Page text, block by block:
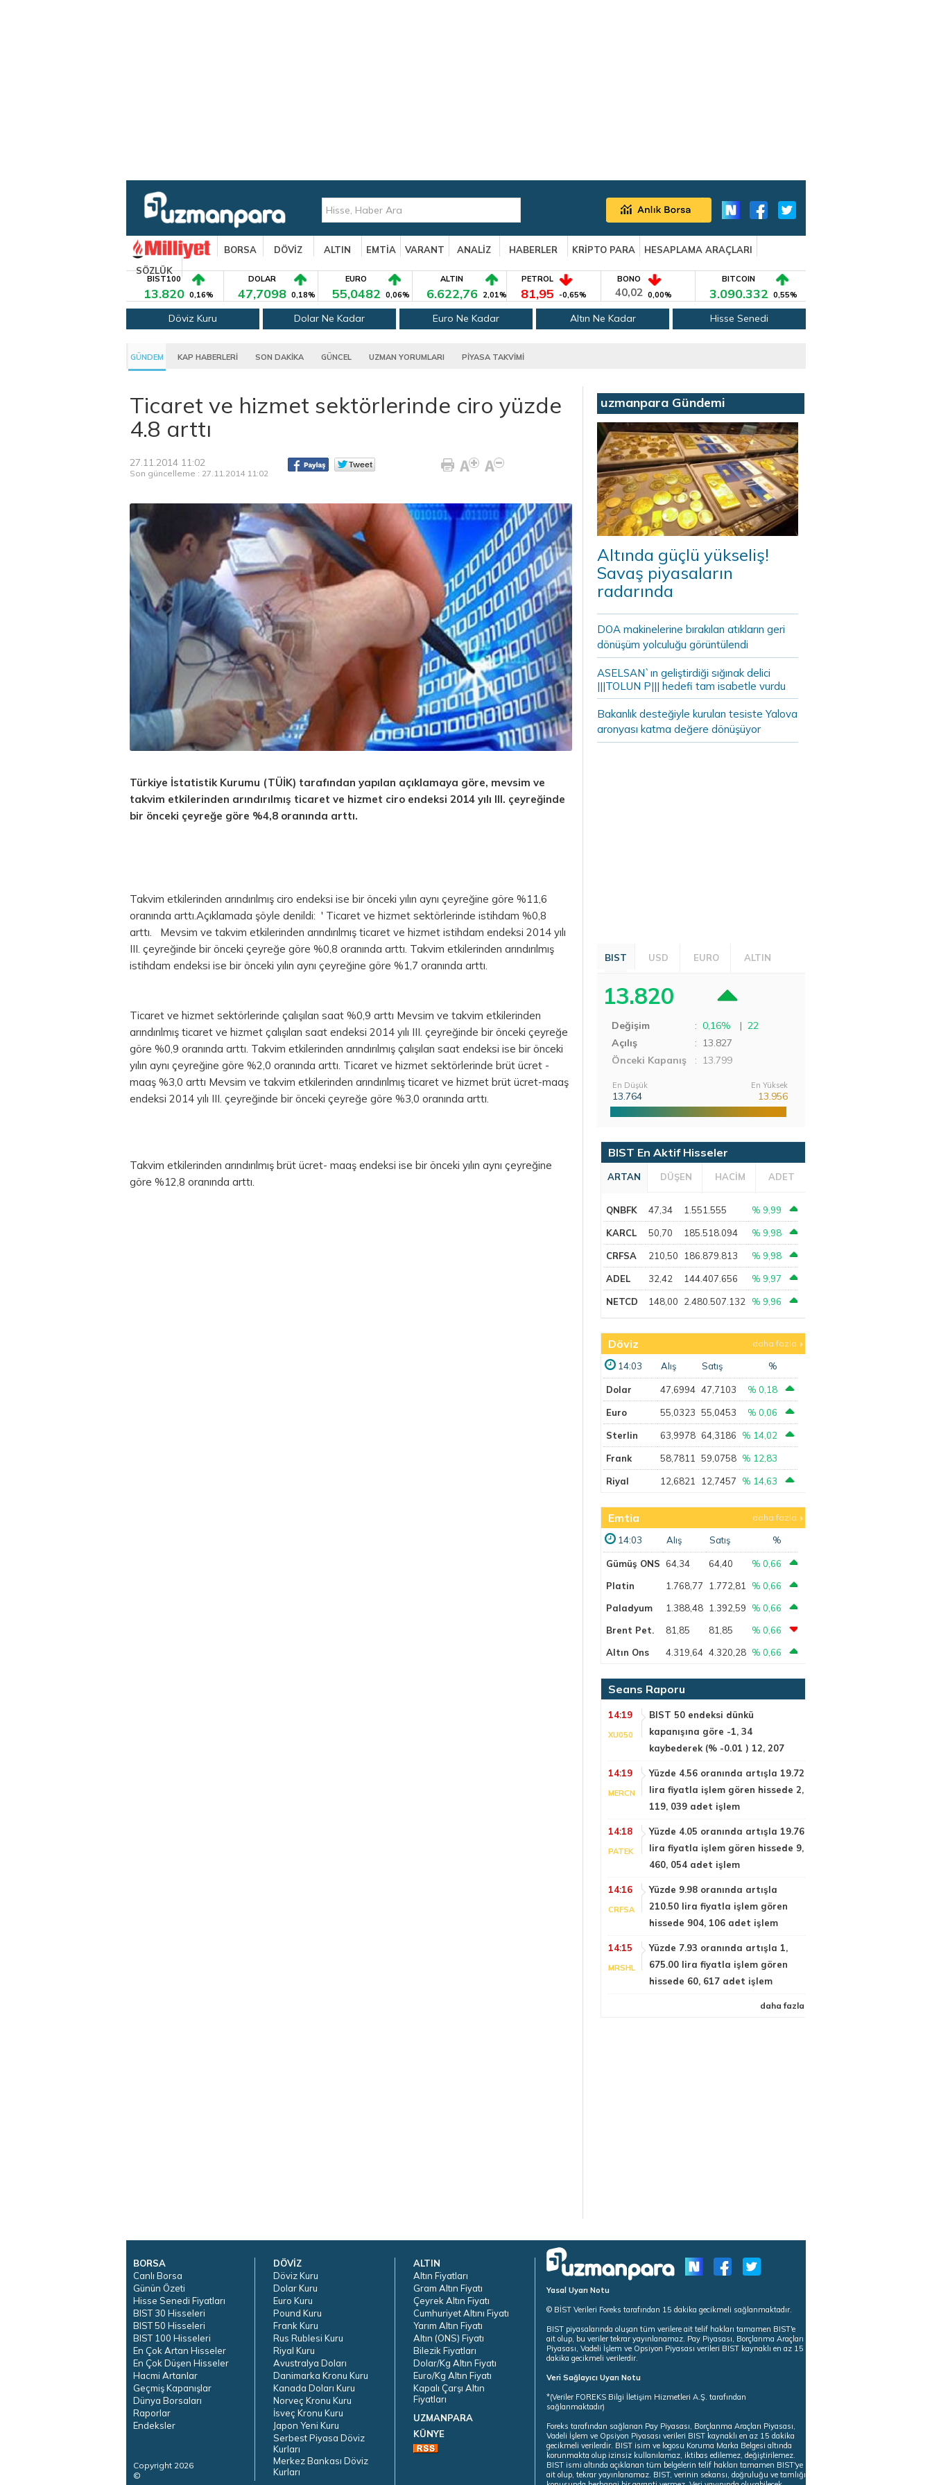
BORSA DÖVİZ ALTIN EMTİA VARANT ANALİZ HABERLER KRİPTO PARA
HESAPLAMA ARAÇLARI
SÖZLÜK
BIST100
13.820 0,16%
DOLAR
47,7098 0,18%
EURO
55,0482 0,06%
ALTIN
6.622,76 2,01%
PETROL
81,95 -0,65%
BONO
40,02 0,00%
BITCOIN
3.090.332 0,55%
Döviz Kuru Dolar Ne Kadar Euro Ne Kadar Altın Ne Kadar Hisse Senedi
GÜNDEM KAP HABERLERİ SON DAKİKA GÜNCEL UZMAN YORUMLARI PİYASA TAKVİMİ
Ticaret ve hizmet sektörlerinde ciro yüzde
4.8 arttı
27.11.2014 11:02
Son güncelleme : 27.11.2014 11:02
Türkiye İstatistik Kurumu (TÜİK) tarafından yapılan açıklamaya göre, mevsim ve
takvim etkilerinden arındırılmış ticaret ve hizmet ciro endeksi 2014 yılı III. çeyreğinde
bir önceki çeyreğe göre %4,8 oranında arttı.
Takvim etkilerinden arındırılmış ciro endeksi ise bir önceki yılın aynı çeyreğine göre %11,6
oranında arttı.Açıklamada şöyle denildi: ' Ticaret ve hizmet sektörlerinde istihdam %0,8
arttı. Mevsim ve takvim etkilerinden arındırılmış ticaret ve hizmet istihdam endeksi 2014 yılı
III. çeyreğinde bir önceki çeyreğe göre %0,8 oranında arttı. Takvim etkilerinden arındırılmış
istihdam endeksi ise bir önceki yılın aynı çeyreğine göre %1,7 oranında arttı.
Ticaret ve hizmet sektörlerinde çalışılan saat %0,9 arttı Mevsim ve takvim etkilerinden
arındırılmış ticaret ve hizmet çalışılan saat endeksi 2014 yılı III. çeyreğinde bir önceki çeyreğe
göre %0,9 oranında arttı. Takvim etkilerinden arındırılmış çalışılan saat endeksi ise bir önceki
yılın aynı çeyreğine göre %2,0 oranında arttı. Ticaret ve hizmet sektörlerinde brüt ücret -
maaş %3,0 arttı Mevsim ve takvim etkilerinden arındırılmış ticaret ve hizmet brüt ücret-maaş
endeksi 2014 yılı III. çeyreğinde bir önceki çeyreğe göre %3,0 oranında arttı.
Takvim etkilerinden arındırılmış brüt ücret- maaş endeksi ise bir önceki yılın aynı çeyreğine
göre %12,8 oranında arttı.
uzmanpara Gündemi
Altında güçlü yükseliş!
Savaş piyasaların
radarında
DOA makinelerine bırakılan atıkların geri
dönüşüm yolculuğu görüntülendi
ASELSAN`ın geliştirdiği sığınak delici
|||TOLUN P||| hedefi tam isabetle vurdu
Bakanlık desteğiyle kurulan tesiste Yalova
aronyası katma değere dönüşüyor
BIST USD EURO ALTIN
13.820
Değişim : 0,16% | 22
Açılış
: 13.827
Önceki Kapanış
: 13.799
En Düşük
13.764
En Yüksek
13.956
BIST En Aktif Hisseler
ARTAN DÜŞEN HACİM ADET
QNBFK 47,34 1.551.555 % 9,99
KARCL 50,70 185.518.094 % 9,98
CRFSA 210,50 186.879.813 % 9,98
ADEL 32,42 144.407.656 % 9,97
NETCD 148,00 2.480.507.132 % 9,96
Döviz daha fazla
14:03 Alış Satış %
Dolar 47,6994 47,7103 % 0,18
Euro 55,0323 55,0453 % 0,06
Sterlin 63,9978 64,3186 % 14,02
Frank 58,7811 59,0758 % 12,83
Riyal 12,6821 12,7457 % 14,63
Emtia daha fazla
14:03 Alış Satış %
Gümüş ONS 64,34 64,40
% 0,66
Platin
1.768,77 1.772,81
% 0,66
Paladyum
1.388,48 1.392,59
% 0,66
Brent Pet.
81,85 81,85
% 0,66
Altın Ons
4.319,64 4.320,28 % 0,66
Seans Raporu
14:19
XU050
BIST 50 endeksi dünkü
kapanışına göre -1, 34
kaybederek (% -0.01 ) 12, 207
14:19
MERCN
Yüzde 4.56 oranında artışla 19.72
lira fiyatla işlem gören hissede 2,
119, 039 adet işlem
14:18
PATEK
Yüzde 4.05 oranında artışla 19.76
lira fiyatla işlem gören hissede 9,
460, 054 adet işlem
14:16
CRFSA
Yüzde 9.98 oranında artışla
210.50 lira fiyatla işlem gören
hissede 904, 106 adet işlem
14:15
MRSHL
Yüzde 7.93 oranında artışla 1,
675.00 lira fiyatla işlem gören
hissede 60, 617 adet işlem
daha fazla
BORSA
Canlı Borsa
Günün Özeti
Hisse Senedi Fiyatları
BIST 30 Hisseleri
BIST 50 Hisseleri
BIST 100 Hisseleri
En Çok Artan Hisseler
En Çok Düşen Hisseler
Hacmi Artanlar
Geçmiş Kapanışlar
Dünya Borsaları
Raporlar
Endeksler
Copyright 2026
©
DÖVİZ
Döviz Kuru
Dolar Kuru
Euro Kuru
Pound Kuru
Frank Kuru
Rus Rublesi Kuru
Riyal Kuru
Avustralya Doları
Danimarka Kronu Kuru
Kanada Doları Kuru
Norveç Kronu Kuru
İsveç Kronu Kuru
Japon Yeni Kuru
Serbest Piyasa Döviz
Kurları
Merkez Bankası Döviz
Kurları
ALTIN
Altın Fiyatları
Gram Altın Fiyatı
Çeyrek Altın Fiyatı
Cumhuriyet Altını Fiyatı
Yarım Altın Fiyatı
Altın (ONS) Fiyatı
Bilezik Fiyatları
Dolar/Kg Altın Fiyatı
Euro/Kg Altın Fiyatı
Kapalı Çarşı Altın
Fiyatları
UZMANPARA
KÜNYE
Yasal Uyarı Notu
© BİST Verileri Foreks tarafından 15 dakika gecikmeli sağlanmaktadır.
BIST piyasalarında oluşan tüm verilere ait telif hakları tamamen BIST'e
ait olup, bu veriler tekrar yayınlanamaz. Pay Piyasası, Borçlanma Araçları
Piyasası, Vadeli İşlem ve Opsiyon Piyasası verileri BIST kaynaklı en az 15
dakika gecikmeli verilerdir.
Veri Sağlayıcı Uyarı Notu
*(Veriler FOREKS Bilgi İletişim Hizmetleri A.Ş. tarafından
sağlanmaktadır)
Foreks tarafından sağlanan Pay Piyasası, Borçlanma Araçları Piyasası,
Vadeli İşlem ve Opsiyon Piyasası verileri BIST kaynaklı en az 15 dakika
gecikmeli verilerdir. BIST isim ve logosu Koruma Marka Belgesi altında
korunmakta olup izinsiz kullanılamaz, iktibas edilemez, değiştirilemez.
BIST ismi altında açıklanan tüm belgelerin telif hakları tamamen BIST'ye
ait olup, tekrar yayınlanamaz. BIST, verinin sekansı, doğruluğu ve tamlığı